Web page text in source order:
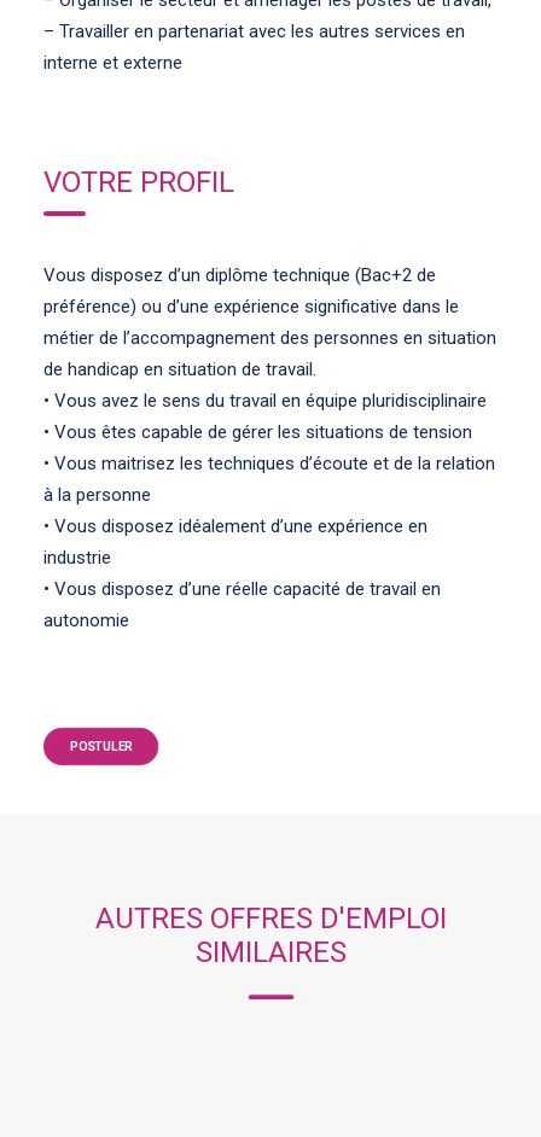
– Travailler en partenariat avec les autres services en
interne et externe
VOTRE PROFIL
Vous disposez d’un diplôme technique (Bac+2 de
préférence) ou d’une expérience significative dans le
métier de l’accompagnement des personnes en situation
de handicap en situation de travail.
• Vous avez le sens du travail en équipe pluridisciplinaire
• Vous êtes capable de gérer les situations de tension
• Vous maitrisez les techniques d’écoute et de la relation
à la personne
• Vous disposez idéalement d’une expérience en
industrie
• Vous disposez d’une réelle capacité de travail en
autonomie
POSTULER
AUTRES OFFRES D'EMPLOI
SIMILAIRES